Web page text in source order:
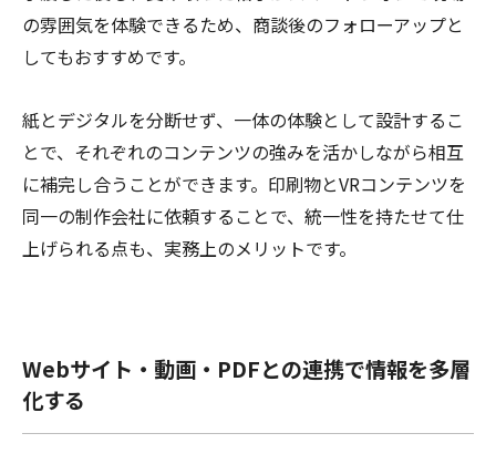
の雰囲気を体験できるため、商談後のフォローアップと
してもおすすめです。
紙とデジタルを分断せず、一体の体験として設計するこ
とで、それぞれのコンテンツの強みを活かしながら相互
に補完し合うことができます。印刷物とVRコンテンツを
同一の制作会社に依頼することで、統一性を持たせて仕
上げられる点も、実務上のメリットです。
Webサイト・動画・PDFとの連携で情報を多層
化する